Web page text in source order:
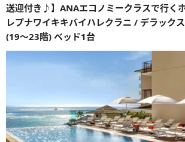
送迎付き♪】ANAエコノミークラスで行く
レプナワイキキバイハレクラニ / デラック
(19～23階) ベッド1台